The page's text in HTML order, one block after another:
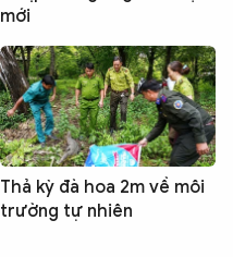
mới
Thả kỳ đà hoa 2m về môi
trường tự nhiên